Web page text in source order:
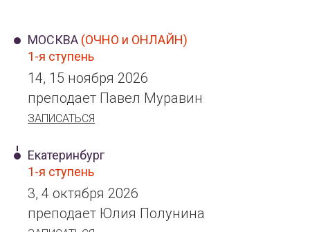
МОСКВА (ОЧНО и ОНЛАЙН)
1-я ступень
14, 15 ноября 2026
преподает Павел Муравин
ЗАПИСАТЬСЯ
Екатеринбург
1-я ступень
3, 4 октября 2026
преподает Юлия Полунина